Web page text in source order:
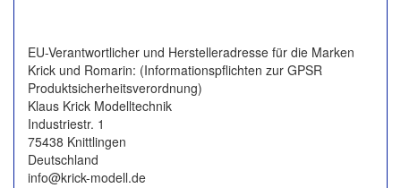
EU-Verantwortlicher und Herstelleradresse für die Marken
Krick und Romarin: (Informationspflichten zur GPSR
Produktsicherheitsverordnung)
Klaus Krick Modelltechnik
Industriestr. 1
75438 Knittlingen
Deutschland
info@krick-modell.de